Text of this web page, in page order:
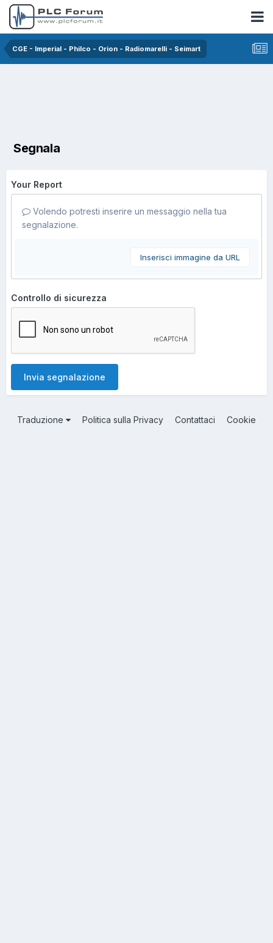
CGE - Imperial - Philco - Orion - Radiomarelli - Seimart
Segnala
Your Report
Volendo potresti inserire un messaggio nella tua
segnalazione.
Inserisci immagine da URL
Controllo di sicurezza
Invia segnalazione
Traduzione Politica sulla Privacy Contattaci Cookie